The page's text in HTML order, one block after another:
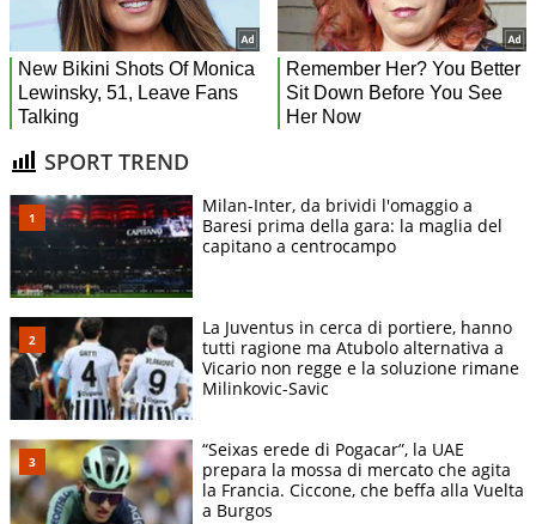
SPORT TREND
Milan-Inter, da brividi l'omaggio a
Baresi prima della gara: la maglia del
capitano a centrocampo
La Juventus in cerca di portiere, hanno
tutti ragione ma Atubolo alternativa a
Vicario non regge e la soluzione rimane
Milinkovic-Savic
“Seixas erede di Pogacar”, la UAE
prepara la mossa di mercato che agita
la Francia. Ciccone, che beffa alla Vuelta
a Burgos